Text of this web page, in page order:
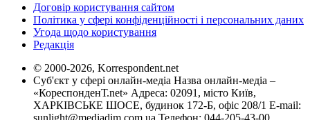
Договір користування сайтом
Політика у сфері конфіденційності і персональних даних
Угода щодо користування
Редакція
© 2000-2026, Korrespondent.net
Суб'єкт у сфері онлайн-медіа Назва онлайн-медіа –
«КореспонденТ.net» Адреса: 02091, місто Київ,
ХАРКІВСЬКЕ ШОСЕ, будинок 172-Б, офіс 208/1 E-mail:
sunlight@mediadim.com.ua Телефон: 044-205-43-00